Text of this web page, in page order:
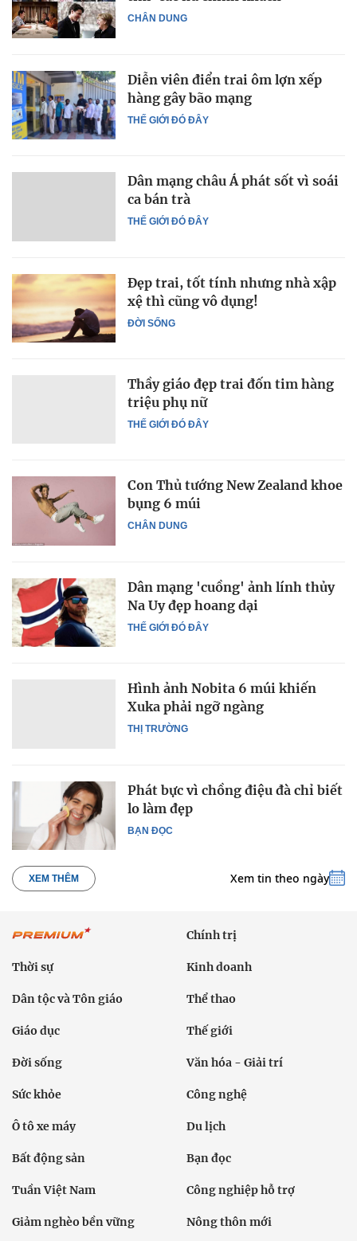
CHÂN DUNG
THẾ GIỚI ĐÓ ĐÂY
Diễn viên điển trai ôm lợn xếp
hàng gây bão mạng
THẾ GIỚI ĐÓ ĐÂY
Dân mạng châu Á phát sốt vì soái
ca bán trà
ĐỜI SỐNG
Đẹp trai, tốt tính nhưng nhà xập
xệ thì cũng vô dụng!
THẾ GIỚI ĐÓ ĐÂY
Thầy giáo đẹp trai đốn tim hàng
triệu phụ nữ
CHÂN DUNG
Con Thủ tướng New Zealand khoe
bụng 6 múi
THẾ GIỚI ĐÓ ĐÂY
Dân mạng 'cuồng' ảnh lính thủy
Na Uy đẹp hoang dại
THỊ TRƯỜNG
Hình ảnh Nobita 6 múi khiến
Xuka phải ngỡ ngàng
BẠN ĐỌC
Phát bực vì chồng điệu đà chỉ biết
lo làm đẹp
XEM THÊM Xem tin theo ngày
Chính trị
Thời sự Kinh doanh
Dân tộc và Tôn giáo Thể thao
Giáo dục Thế giới
Đời sống Văn hóa - Giải trí
Sức khỏe Công nghệ
Ô tô xe máy Du lịch
Bất động sản Bạn đọc
Tuần Việt Nam Công nghiệp hỗ trợ
Giảm nghèo bền vững Nông thôn mới